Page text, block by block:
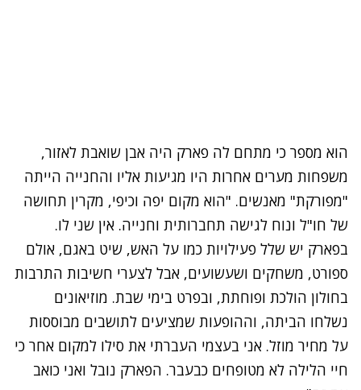
הוא מספר כי מתחם לה פארק היה אבן שואבת לאזור,
משפחות מערים אחרות היו מגיעות אליו והחנייה הייתה
"מפורקת" מאנשים. "הוא מקום יפה וכיפי, מקרין תחושה
של חו"ל ונוח לגישה תחברותית וחנייה. אין שני לו.
בפארק יש שלל פעילויות כמו על האש, שיט באגם, אולם
ספורט, משחקים ושעשועים, אבל לצערי חשיבות התרבות
בחולון הולכת ופוחתת, ובפרט בימי שבת. מוזיאונים
נשלחו הביתה, וההופעות שמציעים לתושבים מבוססות
על מחיר מוזל. אני בעצמי העברתי את סילו למקום אחר כי
חיי הלילה לא מטופחים כבעבר. הפארק נובל ואני כואב